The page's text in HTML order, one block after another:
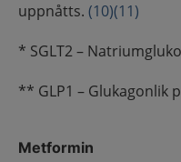
uppnåtts. (10)(11)
* SGLT2 –
** GLP1 – Glukagonlik
Metformin